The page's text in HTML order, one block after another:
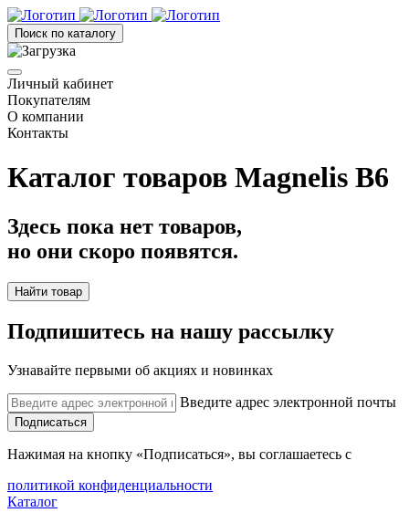
Поиск по каталогу
Личный кабинет
Покупателям
О компании
Контакты
Каталог товаров Magnelis B6
Здесь пока нет товаров,
но они скоро появятся.
Найти товар
Подпишитесь на нашу рассылку
Узнавайте первыми об акциях и новинках
Введите адрес электронной почты
Подписаться
Нажимая на кнопку «Подписаться», вы соглашаетесь с
политикой конфиденциальности
Каталог